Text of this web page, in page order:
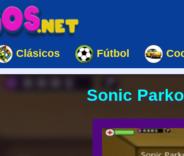
Clásicos Fútbol
Sonic